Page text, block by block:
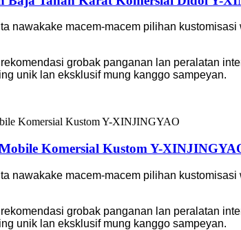
nawakake macem-macem pilihan
grobak panganan lan peralatan
unik lan eksklusif mung kanggo sampeyan.
Komersial Kustom Y-
nawakake macem-macem pilihan
grobak panganan lan peralatan
unik lan eksklusif mung kanggo sampeyan.